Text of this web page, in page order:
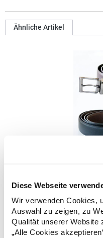
Diese Webseite
Wir verwenden Cookies,
Auswahl zu zeigen, zu
Qualität unserer Website
„Alle Cookies
Ähnliche Artikel
KX152 Korntex
Korntex®: Entwickelt und
Wendefunktion Ein Gürtel, zwei Farben: Schwarz oder Braun Mit
EAN Barcode ausgestattet 130 cmMaterialzusammensetzung:
100% PolyurethanAngaben
KXGTABHersteller: Korntex
Fellbach